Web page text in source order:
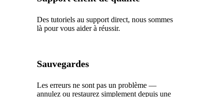
Des tutoriels au support direct, nous sommes
là pour vous aider à réussir.
Sauvegardes
Les erreurs ne sont pas un problème —
annulez ou restaurez simplement depuis une